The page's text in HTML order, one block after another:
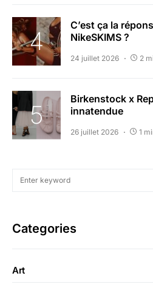
C’est ça la
NikeSKIMS ?
24 juillet 2026 2
Birkenstock x
innatendue
26 juillet 2026 1
Categories
Art